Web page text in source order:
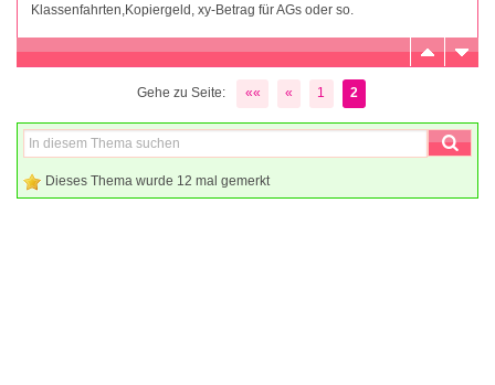
Klassenfahrten,Kopiergeld, xy-Betrag für AGs oder so.
Gehe zu Seite: «« « 1 2
Dieses Thema wurde 12 mal gemerkt